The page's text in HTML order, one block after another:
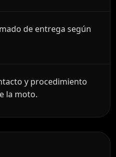
de entrega según
y procedimiento
la moto.